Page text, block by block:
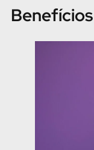
Benefícios